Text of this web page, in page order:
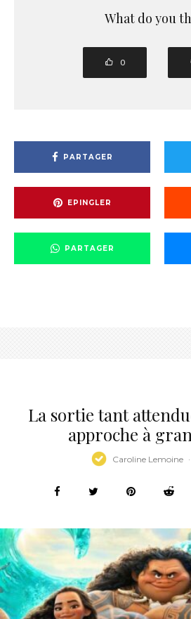
What do you
0
PARTAGER
EPINGLER
PARTAGER
La sortie tant
approche à
Caroline Lemoine ·